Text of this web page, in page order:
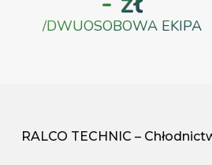
/DWUOSOBOWA EKIPA
RALCO TECHNIC –